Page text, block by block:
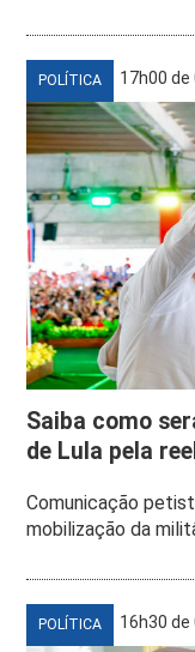
POLÍTICA 17h00
Saiba como
de Lula pela
Comunicação
mobilização da
POLÍTICA 16h30